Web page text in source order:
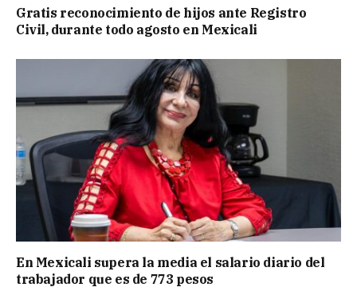
Gratis reconocimiento de hijos ante Registro
Civil, durante todo agosto en Mexicali
En Mexicali supera la media el salario diario del
trabajador que es de 773 pesos